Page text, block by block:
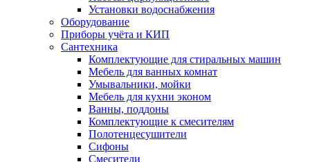
Установки водоснабжения
Оборудование
Приборы учёта и КИП
Сантехника
Комплектующие для стиральных машин
Мебель для ванных комнат
Умывальники, мойки
Мебель для кухни эконом
Ванны, поддоны
Комплектующие к смесителям
Полотенцесушители
Сифоны
Смесители